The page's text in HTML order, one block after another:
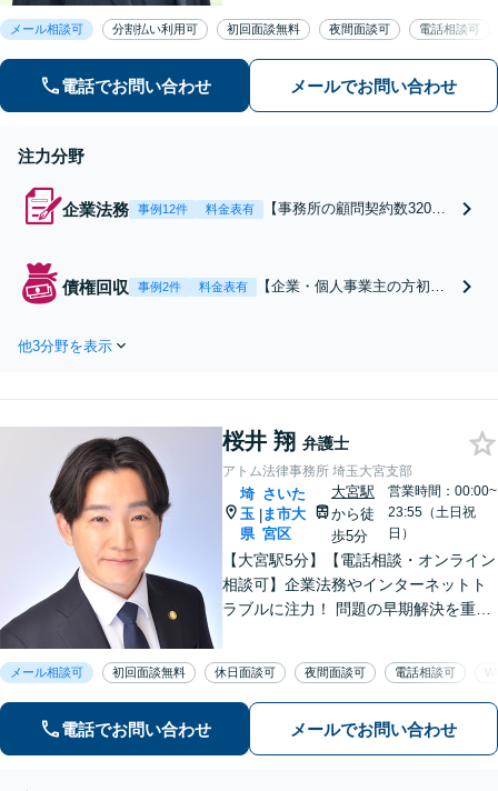
動産などに対応します。中小企業さ
ま、個人事業主さまからのご相談に注
力【初回面談無料】
メール相談可 分割払い利用可 初回面談無料 夜間面談可 電話相談可
電話でお問い合わせ メールでお問い合わせ
注力分野
企業法務 事例12件 料金表有
【事務所の顧問契約数320社
成、企業間・従業員間トラブ
ルの対応など。建築・内装
債権回収 事例2件 料金表有
【企業・個人事業主の方初回
告】【夜間面談可】【事務所
護士6人在籍&専門家顧問がフ
ルサポート】
他3分野を表示
桜井 翔 弁護士
アトム法律事務所 埼玉大宮支部
埼
玉
県
|
さいた
ま市大
宮区
大宮駅
から徒
歩5分
営業時間：00:00~
23:55（土日祝
日）
【大宮駅5分】【電話相談・オンライン
相談可】企業法務やインターネットト
ラブルに注力！ 問題の早期解決を重視
人で悩みを抱え込まず、お気軽にご相
談ください。
メール相談可 初回面談無料 休日面談可 夜間面談可 電話相談可
電話でお問い合わせ メールでお問い合わせ